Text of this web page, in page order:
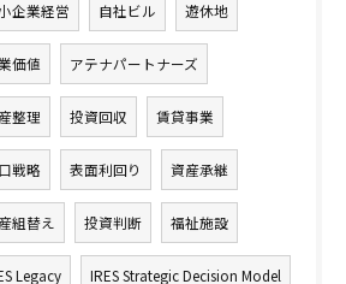
企業経営 自社ビル 遊休地
価値 アテナパートナーズ
整理 投資回収 賃貸事業
戦略 表面利回り 資産承継
組替え 投資判断 福祉施設
Legacy IRES Strategic Decision Model